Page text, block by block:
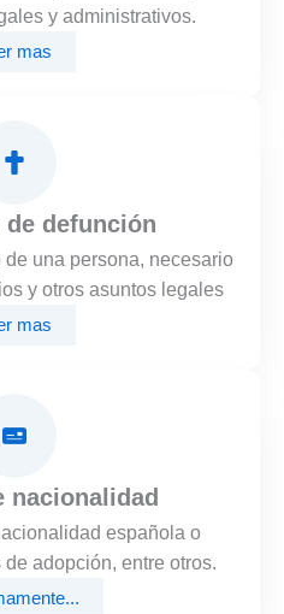
y administrativos.
mas
defunción
una persona, necesario
y otros asuntos legales
mas
nacionalidad
española o
adopción, entre otros.